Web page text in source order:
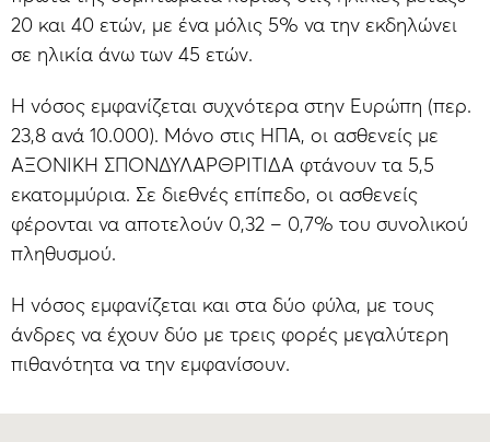
20 και 40 ετών, με ένα μόλις 5% να την εκδηλώνει
σε ηλικία άνω των 45 ετών.
H νόσος εμφανίζεται συχνότερα στην Ευρώπη (περ.
23,8 ανά 10.000). Μόνο στις ΗΠΑ, οι ασθενείς με
ΑΞΟΝΙΚΗ ΣΠΟΝΔΥΛΑΡΘΡΙΤΙΔΑ φτάνουν τα 5,5
εκατομμύρια. Σε διεθνές επίπεδο, οι ασθενείς
φέρονται να αποτελούν 0,32 – 0,7% του συνολικού
πληθυσμού.
H νόσος εμφανίζεται και στα δύο φύλα, με τους
άνδρες να έχουν δύο με τρεις φορές μεγαλύτερη
πιθανότητα να την εμφανίσουν.